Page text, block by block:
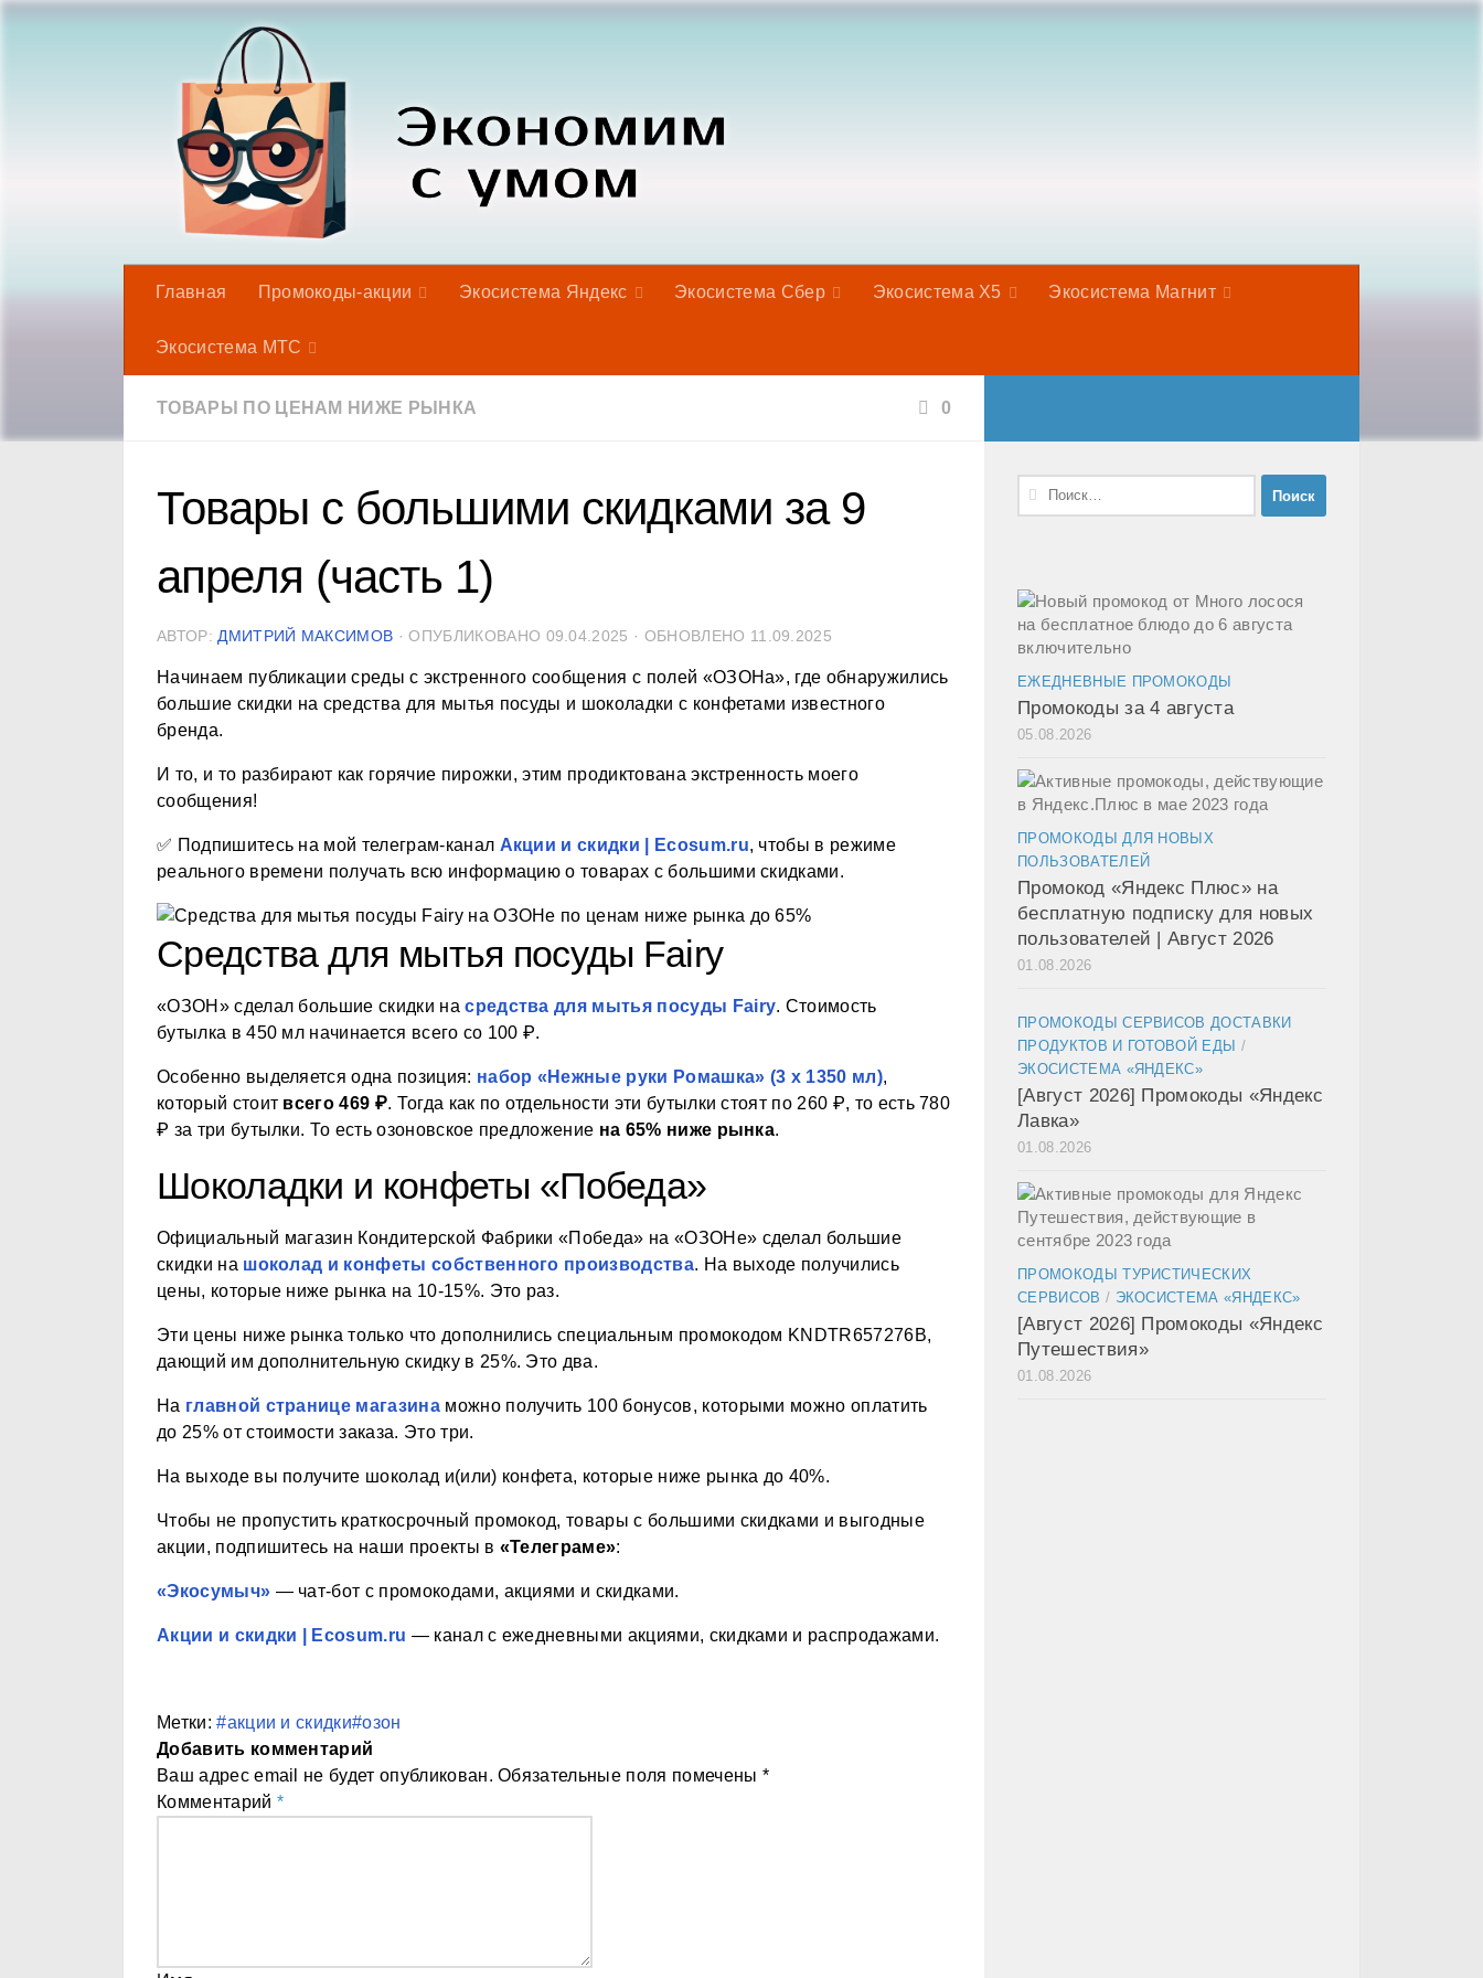
Главная Промокоды-акции Экосистема Яндекс Экосистема Сбер Экосистема Х5 Экосистема Магнит
Экосистема МТС
ТОВАРЫ ПО ЦЕНАМ НИЖЕ РЫНКА 0
Товары с большими скидками за 9
апреля (часть 1)
АВТОР: ДМИТРИЙ МАКСИМОВ · ОПУБЛИКОВАНО 09.04.2025 · ОБНОВЛЕНО 11.09.2025
Начинаем публикации среды с экстренного сообщения с полей «ОЗОНа», где обнаружились
большие скидки на средства для мытья посуды и шоколадки с конфетами известного
бренда.
И то, и то разбирают как горячие пирожки, этим продиктована экстренность моего
сообщения!
✅ Подпишитесь на мой телеграм-канал Акции и скидки | Ecosum.ru, чтобы в режиме
реального времени получать всю информацию о товарах с большими скидками.
Средства для мытья посуды Fairy
«ОЗОН» сделал большие скидки насредства для мытья посуды Fairy. Стоимость
бутылка в 450 мл начинается всего со 100 ₽.
Особенно выделяется одна позиция: набор «Нежные руки Ромашка» (3 х 1350 мл),
который стоит всего 469 ₽. Тогда как по отдельности эти бутылки стоят по 260 ₽, то есть 780
₽ за три бутылки. То есть озоновское предложение на 65% ниже рынка.
Шоколадки и конфеты «Победа»
Официальный магазин Кондитерской Фабрики «Победа» на «ОЗОНе» сделал большие
скидки на шоколад и конфеты собственного производства. На выходе получились
цены, которые ниже рынка на 10-15%. Это раз.
Эти цены ниже рынка только что дополнились специальным промокодом KNDTR657276B,
дающий им дополнительную скидку в 25%. Это два.
На главной странице магазинаможно получить 100 бонусов, которыми можно оплатить
до 25% от стоимости заказа. Это три.
На выходе вы получите шоколад и(или) конфета, которые ниже рынка до 40%.
Чтобы не пропустить краткосрочный промокод, товары с большими скидками и выгодные
акции, подпишитесь на наши проекты в «Телеграме»:
«Экосумыч» — чат-бот с промокодами, акциями и скидками.
Акции и скидки | Ecosum.ru — канал с ежедневными акциями, скидками и распродажами.
Метки: #акции и скидки#озон
Добавить комментарий
Ваш адрес email не будет опубликован. Обязательные поля помечены *
Комментарий *
Найти:
ЕЖЕДНЕВНЫЕ ПРОМОКОДЫ
Промокоды за 4 августа
05.08.2026
ПРОМОКОДЫ ДЛЯ НОВЫХ
ПОЛЬЗОВАТЕЛЕЙ
Промокод «Яндекс Плюс» на
бесплатную подписку для новых
пользователей | Август 2026
01.08.2026
ПРОМОКОДЫ СЕРВИСОВ ДОСТАВКИ
ПРОДУКТОВ И ГОТОВОЙ ЕДЫ /
ЭКОСИСТЕМА «ЯНДЕКС»
[Август 2026] Промокоды «Яндекс
Лавка»
01.08.2026
ПРОМОКОДЫ ТУРИСТИЧЕСКИХ
СЕРВИСОВ / ЭКОСИСТЕМА «ЯНДЕКС»
[Август 2026] Промокоды «Яндекс
Путешествия»
01.08.2026